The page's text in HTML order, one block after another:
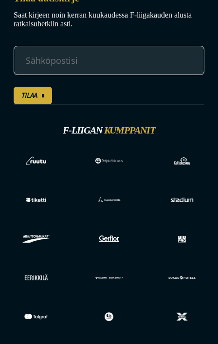
Saat kirjeen noin kerran kuukaudessa F-liigakauden alusta
ratkaisuhetkiin asti.
TILAA
F-LIIGANKUMPPANIT